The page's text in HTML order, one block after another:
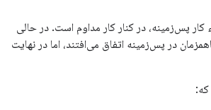
کار پس‌زمینه، در کنار کار مداوم است. در حالی
در پس‌زمینه اتفاق می‌افتند، اما در نهایت
که: